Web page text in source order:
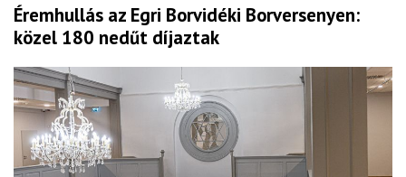
Éremhullás az Egri Borvidéki Borversenyen:
közel 180 nedűt díjaztak